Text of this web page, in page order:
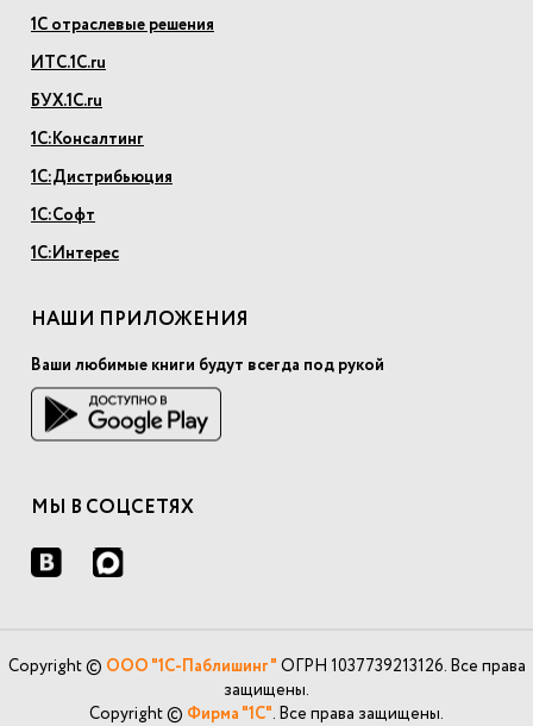
1С отраслевые решения
ИТС.1С.ru
БУХ.1С.ru
1С:Консалтинг
1С:Дистрибьюция
1С:Софт
1С:Интерес
НАШИ ПРИЛОЖЕНИЯ
Ваши любимые книги будут всегда под рукой
МЫ В СОЦСЕТЯХ
Copyright © ООО "1С-Паблишинг" ОГРН 1037739213126. Все права
защищены.
Copyright © Фирма "1С". Все права защищены.